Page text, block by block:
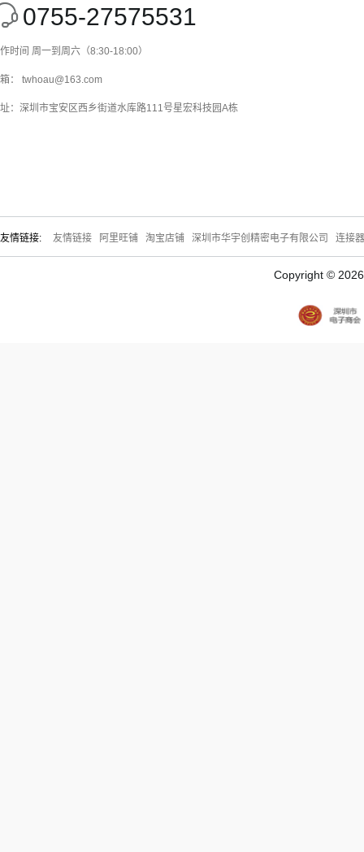
0755-27575531
时间 周一到周六（8:30-18:00）
： twhoau@163.com
：深圳市宝安区西乡街道水库路111号星宏科技园A栋
友情链接: 友情链接 阿里旺铺 淘宝店铺 深圳市华宇创精密电子有限公司 连接
Copyright ©